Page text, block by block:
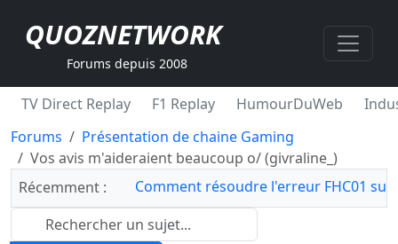
QUOZNETWORK
Forums depuis 2008
TV Direct Replay F1 Replay HumourDuWeb
Forums
Présentation de chaine Gaming
Vos avis m'aideraient beaucoup o/ (givraline_)
Récemment :
Comment résoudre l'erreur FHC01 sur